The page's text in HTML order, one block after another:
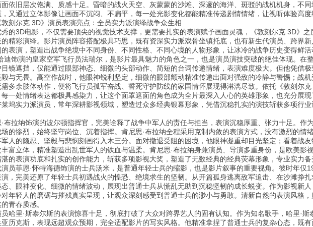
面依旧层次饱满、质感十足。昏暗的战火天空、灰蒙蒙的沙滩、深邃的海洋、斑驳的战机机身，不
又通过立体影像让画面不沉闷、不扁平，每一处光影变化都能精准传递剧情情绪，让视听体验高度
敦刻尔克 3D》演员表演亮点：全员实力派演绎战争众生相
的3D电影，不仅需要顶尖的视觉技术支撑，更需要扎实的表演赋予画面灵魂，《敦刻尔克 3D》之
精彩演绎。影片演员阵容搭配极具巧思，既有资深实力派戏骨坐镇托底，也有新生代演员、跨界
的表演，塑造出战争绝境中不同身份、不同性格、不同心境的人物形象，让冰冷的战争历史变得鲜活
迪饰演的皇家空军飞行员法瑞尔，是影片最具魅力的角色之一，也是演员演技突破的绝佳体现。在
镜遮挡，仅能通过眼部神态、细微的头部动作、简短的台词传递情绪，表演难度极大。但他凭借
与无畏。高空作战时，他眼神锐利坚定，细微的眼部颤动精准传递出面对强敌的冷静与警惕；战
需多余肢体动作，便将飞行员孤军奋战、誓死守护防线的家国情怀展现得淋漓尽致。依托《敦刻尔
每一处情绪表达都极具感染力，让这个面罩遮面的角色成为全片最深入人心的英雄形象，也充分展
坞实力派演员，常年深耕影视领域，塑造过众多经典银幕形象，凭借沉稳扎实的演技斩获多项行
布拉纳饰演的波尔顿指挥官，完美诠释了战争中军人的责任与担当，表演沉稳厚重、张力十足。作
的惨烈，始终坚守岗位、沉着指挥。肯尼思·布拉纳全程采用克制内敛的表演方式，没有激烈的情
人的隐忍、坚毅与悲悯刻画得入木三分。面对撤退受阻的困境，他眼神凝重却目光坚定；看着战
富立体，精准塑造出乱世军人的铁血与温柔。肯尼思·布拉纳身兼演员、导演多重身份，是欧美影
的表演功底和扎实的创作能力，斩获多项影视大奖，塑造了无数经典的经典荧幕形象，专业实力备
演员菲恩·怀特海德饰演的士兵汤米，是普通年轻士兵的缩影，也是影片叙事的重要视角。彼时年仅
，完美还原了年轻士兵初遇战火的惶恐、绝境求生的坚韧。从开篇孤身逃离敌军追击、在沙滩挣
态、眼神变化、细微的情绪波动，展现出普通士兵从慌乱无助到沉稳坚韧的成长蜕变。作为影视新
年轻人的磨砺与摧残真实呈现，让观众深刻感受到普通士兵的渺小与勇敢。清新自然的表演风格
青春质感。
哈里·斯泰尔斯的表演惊喜十足，彻底打破了大众对跨界艺人的固有认知。作为知名歌手，哈里·
历克斯，表现远超观众预期，完全适配影片的写实风格。他精准拿捏了普通士兵的复杂心态，既